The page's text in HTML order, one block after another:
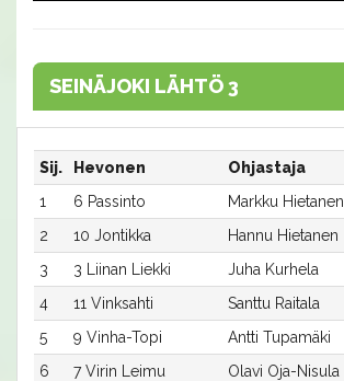
SEINÄJOKI LÄHTÖ 3
Sij. Hevonen Ohjastaja
1
6 Passinto Markku Hietanen
2
10 Jontikka Hannu Hietanen
3
3 Liinan Liekki Juha Kurhela
4
11 Vinksahti Santtu Raitala
5
9 Vinha-Topi Antti Tupamäki
6
7 Virin Leimu Olavi Oja-Nisula